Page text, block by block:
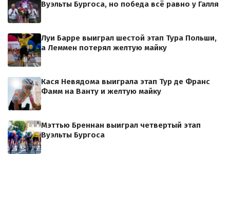
Вуэльты Бургоса, но победа всё равно у Галля
Луи Барре выиграл шестой этап Тура Польши,
а Леммен потерял желтую майку
Кася Невядома выиграла этап Тур де Франс
Фамм на Ванту и желтую майку
Мэттью Бреннан выиграл четвертый этап
Вуэльты Бургоса